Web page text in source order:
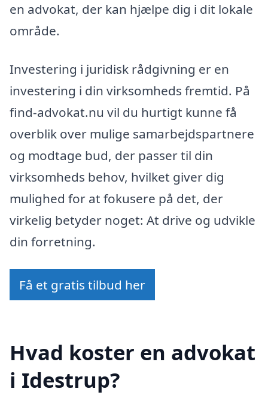
en advokat, der kan hjælpe dig i dit lokale
område.
Investering i juridisk rådgivning er en
investering i din virksomheds fremtid. På
find-advokat.nu vil du hurtigt kunne få
overblik over mulige samarbejdspartnere
og modtage bud, der passer til din
virksomheds behov, hvilket giver dig
mulighed for at fokusere på det, der
virkelig betyder noget: At drive og udvikle
din forretning.
Få et gratis tilbud her
Hvad koster en advokat
i Idestrup?